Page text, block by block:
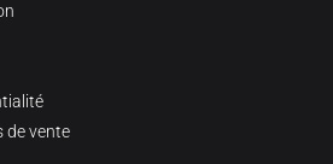
de vente